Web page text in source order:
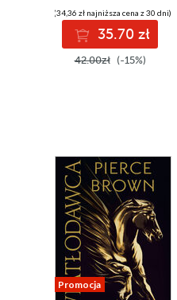
(34,36 zł najniższa cena z 30 dni)
35.70 zł
42.00zł (-15%)
Promocja